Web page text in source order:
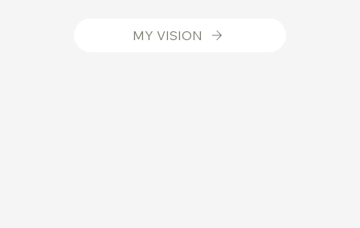
MY VISION